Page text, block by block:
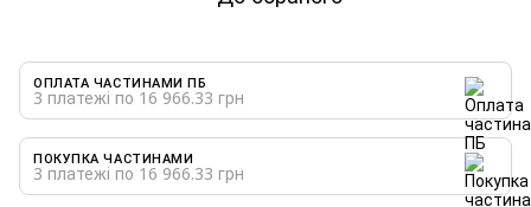
ОПЛАТА ЧАСТИНАМИ ПБ
3 платежі по 16 966.33 грн
ПОКУПКА ЧАСТИНАМИ
3 платежі по 16 966.33 грн